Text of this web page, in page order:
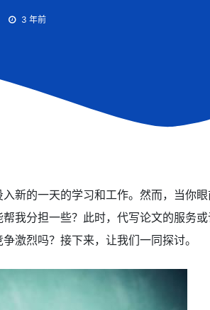
3 年前
新的一天的学习和工作。然而，当你
我分担一些？此时，代写论文的服务
激烈吗？接下来，让我们一同探讨。